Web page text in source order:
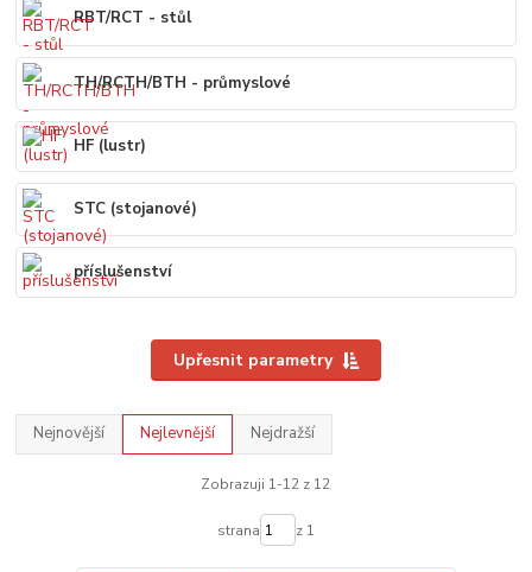
RBT/RCT - stůl
TH/RCTH/BTH - průmyslové
HF (lustr)
STC (stojanové)
příslušenství
Upřesnit parametry
Nejnovější Nejlevnější Nejdražší
Zobrazuji 1-12 z 12
strana z 1